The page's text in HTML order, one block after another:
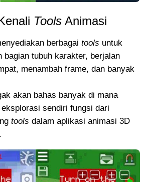
Tools Animasi
berbagai tools untuk
bagian tubuh karakter, berjalan
menambah frame, dan banyak
akan bahas banyak di mana
sendiri fungsi dari
tools dalam aplikasi animasi 3D